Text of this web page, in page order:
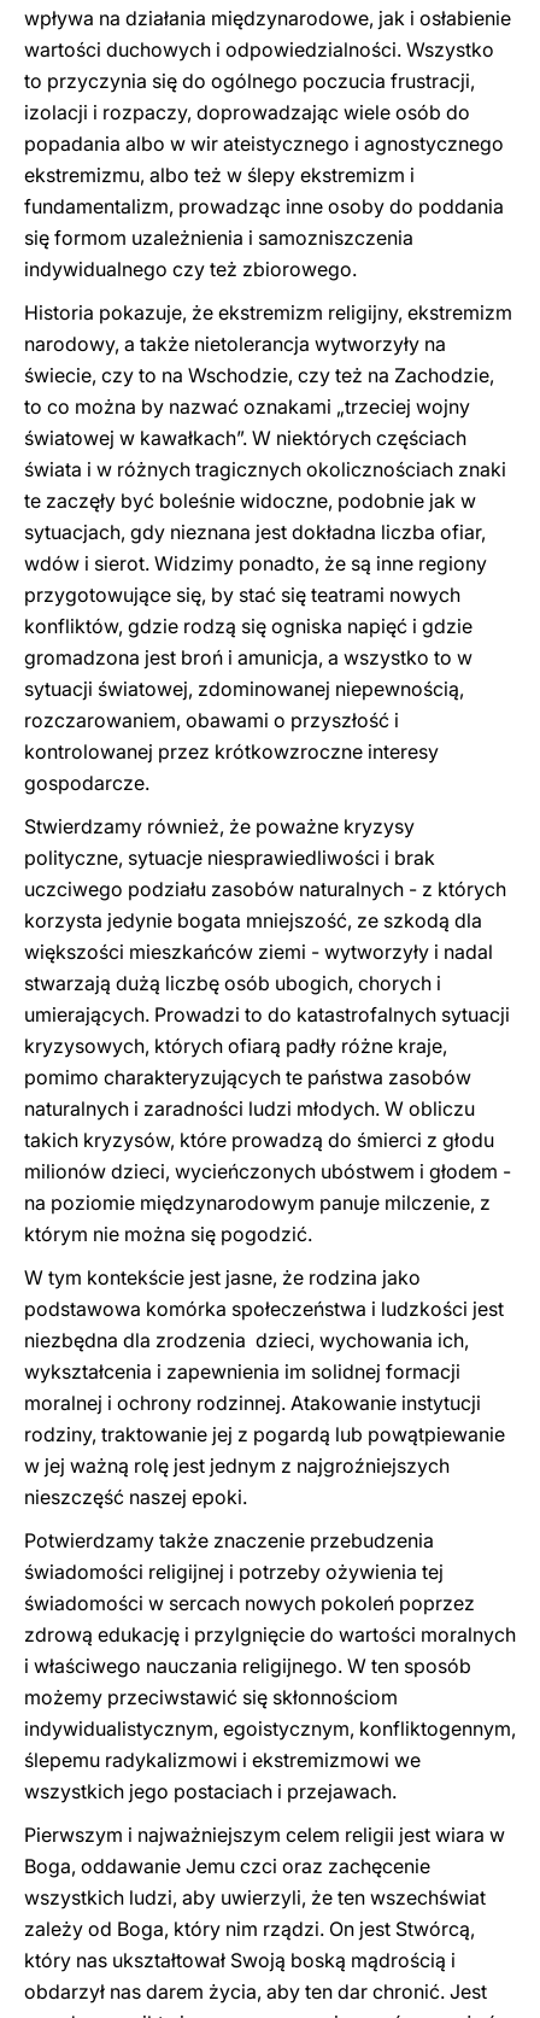
wpływa na działania międzynarodowe, jak i osłabienie
wartości duchowych i odpowiedzialności. Wszystko
to przyczynia się do ogólnego poczucia frustracji,
izolacji i rozpaczy, doprowadzając wiele osób do
popadania albo w wir ateistycznego i agnostycznego
ekstremizmu, albo też w ślepy ekstremizm i
fundamentalizm, prowadząc inne osoby do poddania
się formom uzależnienia i samozniszczenia
indywidualnego czy też zbiorowego.
Historia pokazuje, że ekstremizm religijny, ekstremizm
narodowy, a także nietolerancja wytworzyły na
świecie, czy to na Wschodzie, czy też na Zachodzie,
to co można by nazwać oznakami „trzeciej wojny
światowej w kawałkach”. W niektórych częściach
świata i w różnych tragicznych okolicznościach znaki
te zaczęły być boleśnie widoczne, podobnie jak w
sytuacjach, gdy nieznana jest dokładna liczba ofiar,
wdów i sierot. Widzimy ponadto, że są inne regiony
przygotowujące się, by stać się teatrami nowych
konfliktów, gdzie rodzą się ogniska napięć i gdzie
gromadzona jest broń i amunicja, a wszystko to w
sytuacji światowej, zdominowanej niepewnością,
rozczarowaniem, obawami o przyszłość i
kontrolowanej przez krótkowzroczne interesy
gospodarcze.
Stwierdzamy również, że poważne kryzysy
polityczne, sytuacje niesprawiedliwości i brak
uczciwego podziału zasobów naturalnych - z których
korzysta jedynie bogata mniejszość, ze szkodą dla
większości mieszkańców ziemi - wytworzyły i nadal
stwarzają dużą liczbę osób ubogich, chorych i
umierających. Prowadzi to do katastrofalnych sytuacji
kryzysowych, których ofiarą padły różne kraje,
pomimo charakteryzujących te państwa zasobów
naturalnych i zaradności ludzi młodych. W obliczu
takich kryzysów, które prowadzą do śmierci z głodu
milionów dzieci, wycieńczonych ubóstwem i głodem -
na poziomie międzynarodowym panuje milczenie, z
którym nie można się pogodzić.
W tym kontekście jest jasne, że rodzina jako
podstawowa komórka społeczeństwa i ludzkości jest
niezbędna dla zrodzenia dzieci, wychowania ich,
wykształcenia i zapewnienia im solidnej formacji
moralnej i ochrony rodzinnej. Atakowanie instytucji
rodziny, traktowanie jej z pogardą lub powątpiewanie
w jej ważną rolę jest jednym z najgroźniejszych
nieszczęść naszej epoki.
Potwierdzamy także znaczenie przebudzenia
świadomości religijnej i potrzeby ożywienia tej
świadomości w sercach nowych pokoleń poprzez
zdrową edukację i przylgnięcie do wartości moralnych
i właściwego nauczania religijnego. W ten sposób
możemy przeciwstawić się skłonnościom
indywidualistycznym, egoistycznym, konfliktogennym,
ślepemu radykalizmowi i ekstremizmowi we
wszystkich jego postaciach i przejawach.
Pierwszym i najważniejszym celem religii jest wiara w
Boga, oddawanie Jemu czci oraz zachęcenie
wszystkich ludzi, aby uwierzyli, że ten wszechświat
zależy od Boga, który nim rządzi. On jest Stwórcą,
który nas ukształtował Swoją boską mądrością i
obdarzył nas darem życia, aby ten dar chronić. Jest